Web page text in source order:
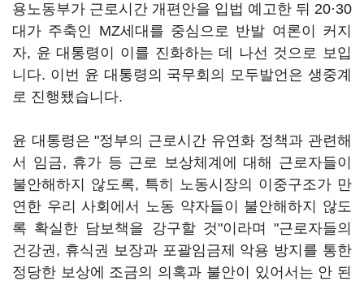
용노동부가 근로시간 개편안을 입법 예고한 뒤 20·30
대가 주축인 MZ세대를 중심으로 반발 여론이 커지
자, 윤 대통령이 이를 진화하는 데 나선 것으로 보입
니다. 이번 윤 대통령의 국무회의 모두발언은 생중계
로 진행됐습니다.
윤 대통령은 "정부의 근로시간 유연화 정책과 관련해
서 임금, 휴가 등 근로 보상체계에 대해 근로자들이
불안해하지 않도록, 특히 노동시장의 이중구조가 만
연한 우리 사회에서 노동 약자들이 불안해하지 않도
록 확실한 담보책을 강구할 것"이라며 "근로자들의
건강권, 휴식권 보장과 포괄임금제 악용 방지를 통한
정당한 보상에 조금의 의혹과 불안이 있어서는 안 된